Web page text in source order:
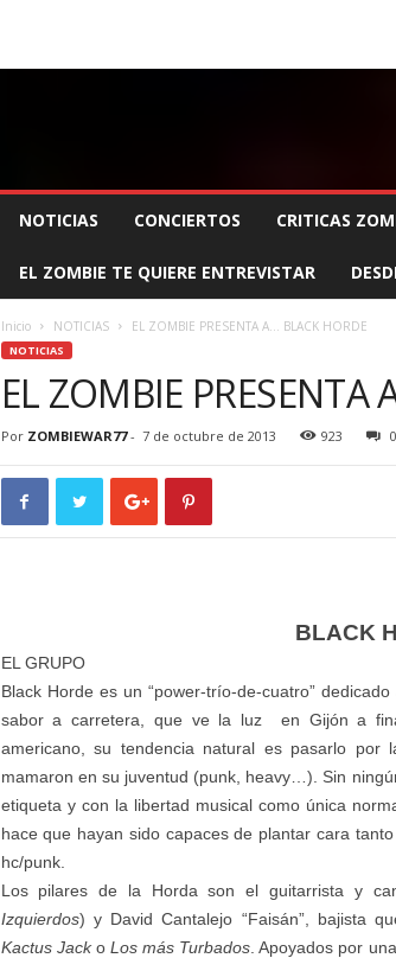
NOTICIAS CONCIERTOS CRITICAS
EL ZOMBIE TE QUIERE ENTREVISTAR
Inicio NOTICIAS EL ZOMBIE PRESENTA A… BLACK HORDE
NOTICIAS
EL ZOMBIE PRESENTA
Por ZOMBIEWAR77- 7 de octubre de 2013 923 0
BLACK
EL GRUPO
Black Horde es un “power-trío-de-cuatro”
sabor a carretera, que ve la luz
en Gijón a
americano, su tendencia natural es pasarlo
mamaron en su juventud (punk, heavy…). Sin
etiqueta y con la libertad musical como única
hace que hayan sido capaces de plantar cara
hc/punk.
Los pilares de la Horda son el guitarrista y
Izquierdos) y David Cantalejo “Faisán”, bajista
Kactus Jacko Los más Turbados . Apoyados por